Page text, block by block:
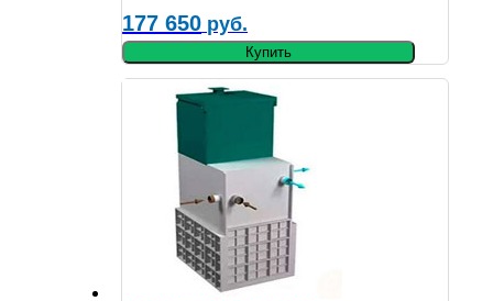
177 650 руб.
Купить